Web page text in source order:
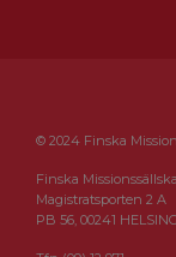
© 2024 Finska
Finska
Magistratsporten 2 A
PB 56, 00241